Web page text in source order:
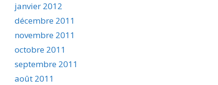
janvier 2012
décembre 2011
novembre 2011
octobre 2011
septembre 2011
août 2011